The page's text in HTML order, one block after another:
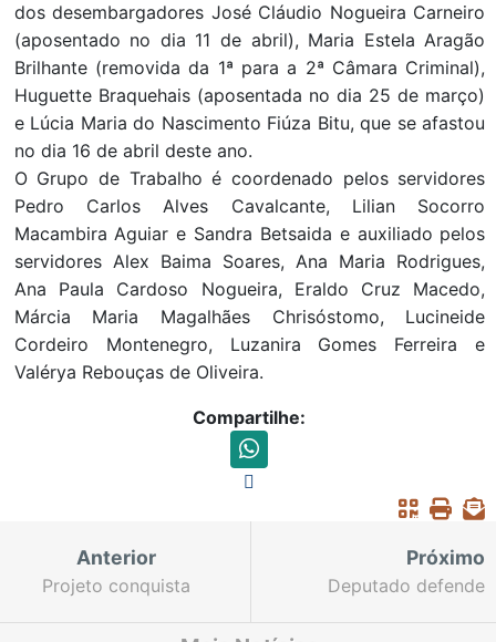
dos desembargadores José Cláudio Nogueira Carneiro
(aposentado no dia 11 de abril), Maria Estela Aragão
Brilhante (removida da 1ª para a 2ª Câmara Criminal),
Huguette Braquehais (aposentada no dia 25 de março)
e Lúcia Maria do Nascimento Fiúza Bitu, que se afastou
no dia 16 de abril deste ano.
O Grupo de Trabalho é coordenado pelos servidores
Pedro Carlos Alves Cavalcante, Lilian Socorro
Macambira Aguiar e Sandra Betsaida e auxiliado pelos
servidores Alex Baima Soares, Ana Maria Rodrigues,
Ana Paula Cardoso Nogueira, Eraldo Cruz Macedo,
Márcia Maria Magalhães Chrisóstomo, Lucineide
Cordeiro Montenegro, Luzanira Gomes Ferreira e
Valérya Rebouças de Oliveira.
Compartilhe:
Anterior
Projeto conquista
Próximo
Deputado defende